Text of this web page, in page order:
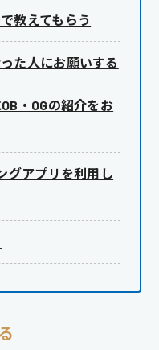
教えてもらう
た人にお願いする
・OGの紹介をお
グアプリを利用し